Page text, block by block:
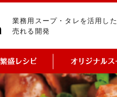
業務用スープ・タレを活用した
売れる開発